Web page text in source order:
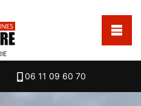
06 11 09 60 70